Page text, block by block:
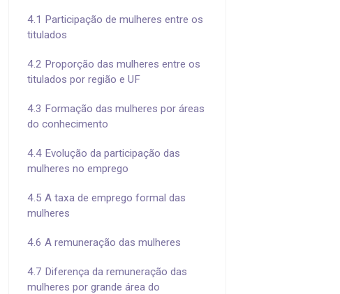
4.1 Participação de mulheres entre os
titulados
4.2 Proporção das mulheres entre os
titulados por região e UF
4.3 Formação das mulheres por áreas
do conhecimento
4.4 Evolução da participação das
mulheres no emprego
4.5 A taxa de emprego formal das
mulheres
4.6 A remuneração das mulheres
4.7 Diferença da remuneração das
mulheres por grande área do